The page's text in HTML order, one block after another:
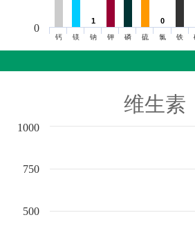
1
1 0
0
钙 镁 钠 钾 磷 硫 氯 铁
0
维生素
500
750
1000